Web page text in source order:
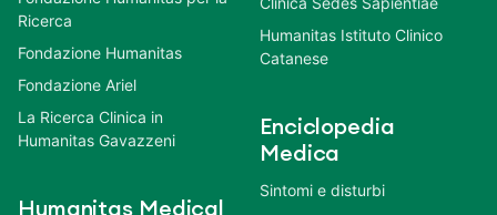
Ricerca
Fondazione Humanitas
Fondazione Ariel
La Ricerca Clinica in
Humanitas Gavazzeni
Humanitas Medical
Humanitas Istituto Clinico
Catanese
Enciclopedia
Medica
Sintomi e disturbi